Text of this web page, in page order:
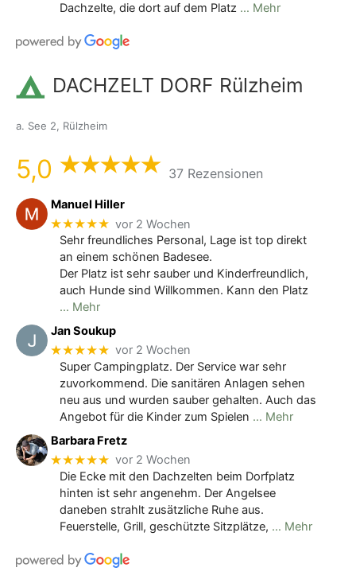
Dachzelte, die dort auf dem Platz … Mehr
DACHZELT DORF Rülzheim
a. See 2, Rülzheim
5,0 37 Rezensionen
Manuel Hiller
★★★★★ vor 2 Wochen
Sehr freundliches Personal, Lage ist top direkt
an einem schönen Badesee.
Der Platz ist sehr sauber und Kinderfreundlich,
auch Hunde sind Willkommen. Kann den Platz
… Mehr
Jan Soukup
★★★★★ vor 2 Wochen
Super Campingplatz. Der Service war sehr
zuvorkommend. Die sanitären Anlagen sehen
neu aus und wurden sauber gehalten. Auch das
Angebot für die Kinder zum Spielen … Mehr
Barbara Fretz
★★★★★ vor 2 Wochen
Die Ecke mit den Dachzelten beim Dorfplatz
hinten ist sehr angenehm. Der Angelsee
daneben strahlt zusätzliche Ruhe aus.
Feuerstelle, Grill, geschützte Sitzplätze, … Mehr